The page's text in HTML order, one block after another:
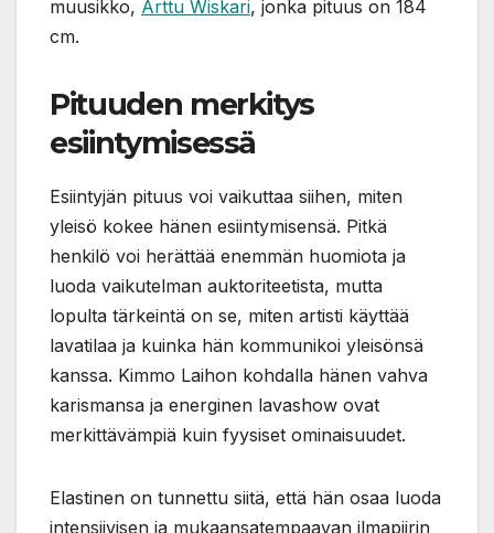
muusikko, Arttu Wiskari, jonka pituus on 184
cm.
Pituuden merkitys
esiintymisessä
Esiintyjän pituus voi vaikuttaa siihen, miten
yleisö kokee hänen esiintymisensä. Pitkä
henkilö voi herättää enemmän huomiota ja
luoda vaikutelman auktoriteetista, mutta
lopulta tärkeintä on se, miten artisti käyttää
lavatilaa ja kuinka hän kommunikoi yleisönsä
kanssa. Kimmo Laihon kohdalla hänen vahva
karismansa ja energinen lavashow ovat
merkittävämpiä kuin fyysiset ominaisuudet.
Elastinen on tunnettu siitä, että hän osaa luoda
intensiivisen ja mukaansatempaavan ilmapiirin